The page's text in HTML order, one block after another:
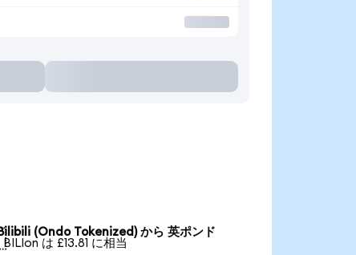
(Ondo Tokenized) から 英ポンド
BILIon は £13.81 に相当